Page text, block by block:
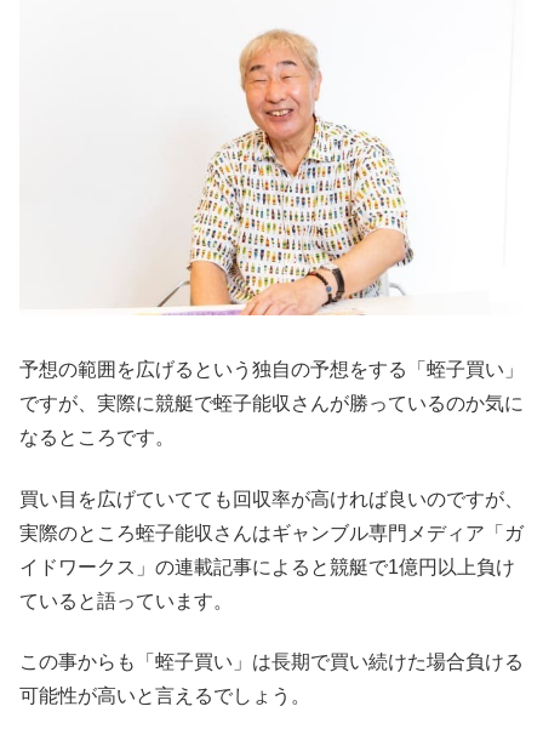
予想の範囲を広げるという独自の予想をする「蛭子買い」
ですが、実際に競艇で蛭子能収さんが勝っているのか気に
なるところです。
買い目を広げていてても回収率が高ければ良いのですが、
実際のところ蛭子能収さんはギャンブル専門メディア「ガ
イドワークス」の連載記事によると競艇で1億円以上負け
ていると語っています。
この事からも「蛭子買い」は長期で買い続けた場合負ける
可能性が高いと言えるでしょう。